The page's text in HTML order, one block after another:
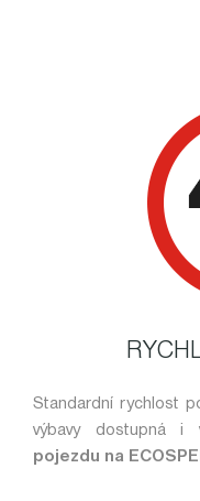
Standardní rychlost
výbavy dostupná
pojezdu na